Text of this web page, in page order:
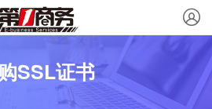
SSL证书